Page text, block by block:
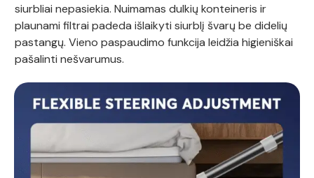
siurbliai nepasiekia. Nuimamas dulkių konteineris ir
plaunami filtrai padeda išlaikyti siurblį švarų be didelių
pastangų. Vieno paspaudimo funkcija leidžia higieniškai
pašalinti nešvarumus.